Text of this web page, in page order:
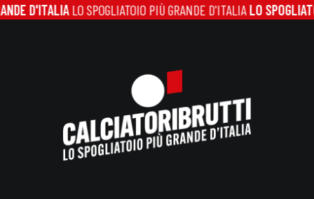
LO SPOGLIATOIO PIÙ GRANDE D'ITALIALO SPOGLIATOIO